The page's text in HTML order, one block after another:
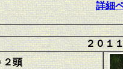
詳細
２０１
頭